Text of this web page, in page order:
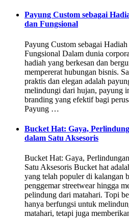
Payung Custom sebagai
dan Fungsional
Payung Custom sebagai
Fungsional Dalam dunia
hadiah yang berkesan dan
mempererat hubungan bisnis.
praktis dan elegan adalah
melindungi dari hujan, payung
branding yang efektif bagi
Payung …
Bucket Hat: Gaya,
dalam Satu Aksesoris
Bucket Hat: Gaya,
Satu Aksesoris Bucket hat
yang telah populer di kalangan
penggemar streetwear hingga
pelindung dari matahari. Topi
hanya berfungsi untuk
matahari, tetapi juga